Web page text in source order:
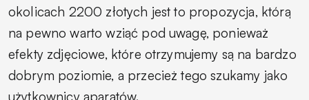
okolicach 2200 złotych jest to propozycja, którą
na pewno warto wziąć pod uwagę, ponieważ
efekty zdjęciowe, które otrzymujemy są na bardzo
dobrym poziomie, a przecież tego szukamy jako